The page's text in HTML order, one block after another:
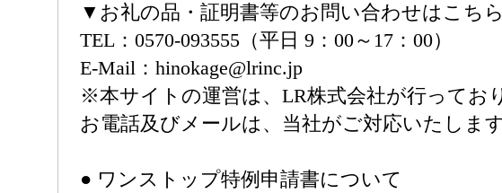
▼お礼の品・証明書等のお問い合わせはこち
TEL：0570-093555（平日 9：00～17：00）
E-Mail：hinokage@lrinc.jp
※本サイトの運営は、LR株式会社が行ってお
お電話及びメールは、当社がご対応いたします
● ワンストップ特例申請書について